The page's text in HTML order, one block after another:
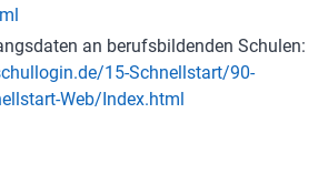
an berufsbildenden Schulen:
15-Schnellstart/90-
Web/Index.html